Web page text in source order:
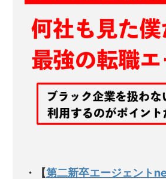
・【第二新卒エージェント